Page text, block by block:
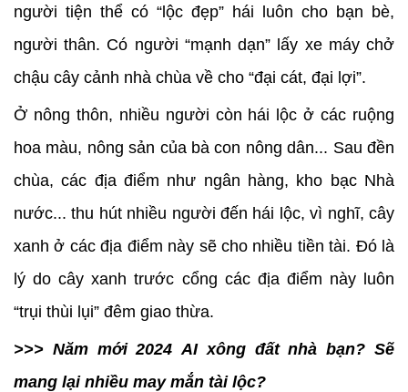
người tiện thể có “lộc đẹp” hái luôn cho bạn bè,
người thân. Có người “mạnh dạn” lấy xe máy chở
chậu cây cảnh nhà chùa về cho “đại cát, đại lợi”.
Ở nông thôn, nhiều người còn hái lộc ở các ruộng
hoa màu, nông sản của bà con nông dân... Sau đền
chùa, các địa điểm như ngân hàng, kho bạc Nhà
nước... thu hút nhiều người đến hái lộc, vì nghĩ, cây
xanh ở các địa điểm này sẽ cho nhiều tiền tài. Đó là
lý do cây xanh trước cổng các địa điểm này luôn
“trụi thùi lụi” đêm giao thừa.
>>> Năm mới 2024 AI xông đất nhà bạn? Sẽ
mang lại nhiều may mắn tài lộc?